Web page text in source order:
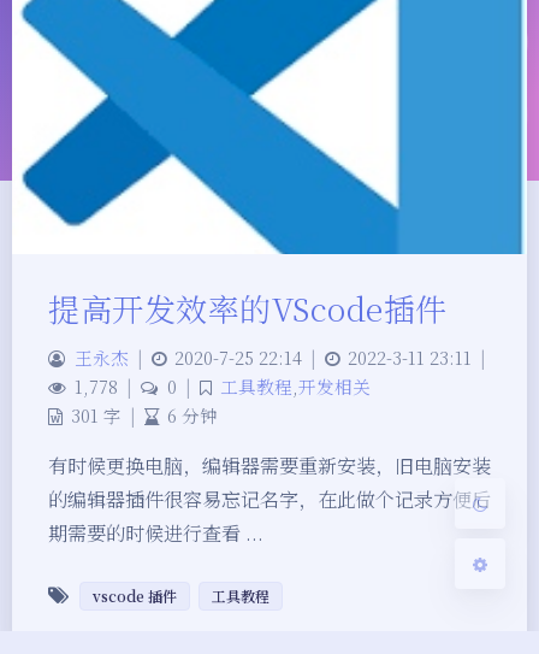
浅阴影
关闭 日落 暗化 灰度
提高开发效率的VScode插件
王永杰 | 2020-7-25 22:14 | 2022-3-11 23:11 |
1,778 | 0 | 工具教程 开发相关
301 字 | 6 分钟
有时候更换电脑，编辑器需要重新安装，旧电脑安装
的编辑器插件很容易忘记名字，在此做个记录方便后
期需要的时候进行查看 ...
vscode 插件 工具教程